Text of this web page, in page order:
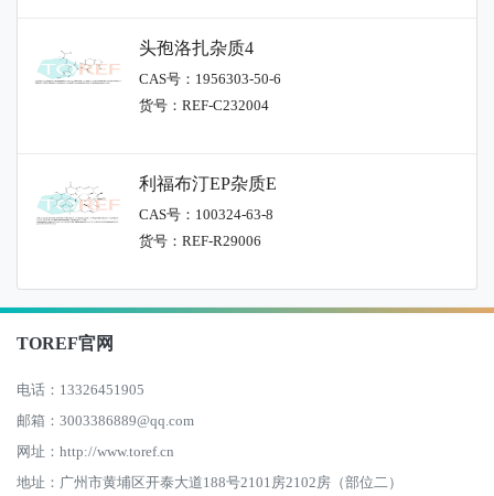
头孢洛扎杂质4
CAS号：1956303-50-6
货号：REF-C232004
利福布汀EP杂质E
CAS号：100324-63-8
货号：REF-R29006
TOREF官网
电话：13326451905
邮箱：3003386889@qq.com
网址：http://www.toref.cn
地址：广州市黄埔区开泰大道188号2101房2102房（部位二）